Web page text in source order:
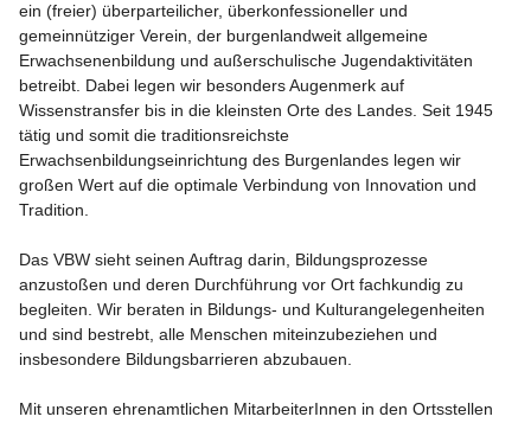
ein (freier) überparteilicher, überkonfessioneller und
gemeinnütziger Verein, der burgenlandweit allgemeine
Erwachsenenbildung und außerschulische Jugendaktivitäten
betreibt. Dabei legen wir besonders Augenmerk auf
Wissenstransfer bis in die kleinsten Orte des Landes. Seit 1945
tätig und somit die traditionsreichste
Erwachsenbildungseinrichtung des Burgenlandes legen wir
großen Wert auf die optimale Verbindung von Innovation und
Tradition.
Das VBW sieht seinen Auftrag darin, Bildungsprozesse
anzustoßen und deren Durchführung vor Ort fachkundig zu
begleiten. Wir beraten in Bildungs- und Kulturangelegenheiten
und sind bestrebt, alle Menschen miteinzubeziehen und
insbesondere Bildungsbarrieren abzubauen.
Mit unseren ehrenamtlichen MitarbeiterInnen in den Ortsstellen